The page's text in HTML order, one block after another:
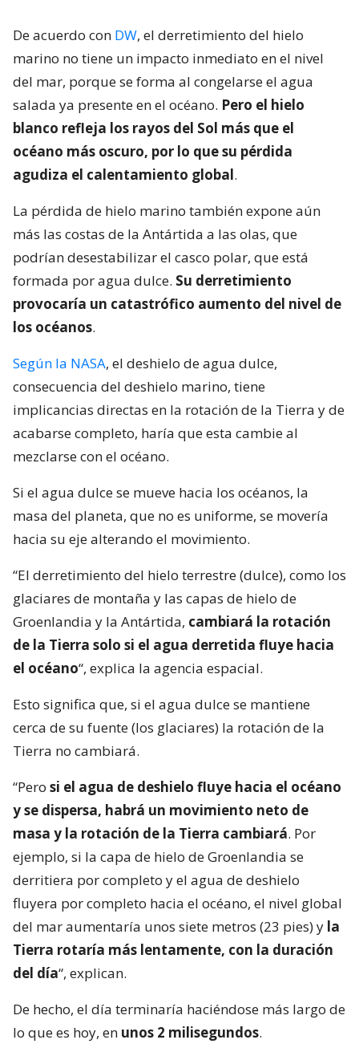
De acuerdo con DW, el derretimiento del hielo
marino no tiene un impacto inmediato en el nivel
del mar, porque se forma al congelarse el agua
salada ya presente en el océano. Pero el hielo
blanco refleja los rayos del Sol más que el
océano más oscuro, por lo que su pérdida
agudiza el calentamiento global.
La pérdida de hielo marino también expone aún
más las costas de la Antártida a las olas, que
podrían desestabilizar el casco polar, que está
formada por agua dulce. Su derretimiento
provocaría un catastrófico aumento del nivel de
los océanos.
Según la NASA, el deshielo de agua dulce,
consecuencia del deshielo marino, tiene
implicancias directas en la rotación de la Tierra y de
acabarse completo, haría que esta cambie al
mezclarse con el océano.
Si el agua dulce se mueve hacia los océanos, la
masa del planeta, que no es uniforme, se movería
hacia su eje alterando el movimiento.
“El derretimiento del hielo terrestre (dulce), como los
glaciares de montaña y las capas de hielo de
Groenlandia y la Antártida, cambiará la rotación
de la Tierra solo si el agua derretida fluye hacia
el océano“, explica la agencia espacial.
Esto significa que, si el agua dulce se mantiene
cerca de su fuente (los glaciares) la rotación de la
Tierra no cambiará.
“Pero si el agua de deshielo fluye hacia el océano
y se dispersa, habrá un movimiento neto de
masa y la rotación de la Tierra cambiará. Por
ejemplo, si la capa de hielo de Groenlandia se
derritiera por completo y el agua de deshielo
fluyera por completo hacia el océano, el nivel global
del mar aumentaría unos siete metros (23 pies) y la
Tierra rotaría más lentamente, con la duración
del día“, explican.
De hecho, el día terminaría haciéndose más largo de
lo que es hoy, en unos 2 milisegundos.